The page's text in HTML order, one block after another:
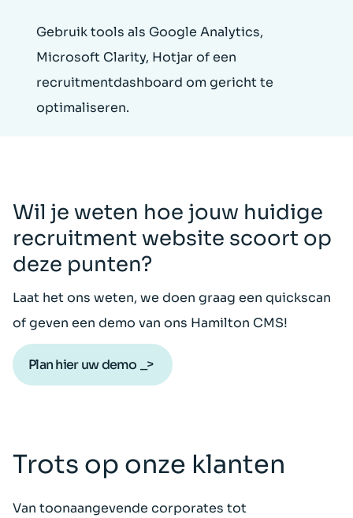
Gebruik tools als Google Analytics,
Microsoft Clarity, Hotjar of een
recruitmentdashboard om gericht te
optimaliseren.
Wil je weten hoe jouw huidige
recruitment website scoort op
deze punten?
Laat het ons weten, we doen graag een quickscan
of geven een demo van ons Hamilton CMS!
Plan hier uw demo
Trots op onze klanten
Van toonaangevende corporates tot